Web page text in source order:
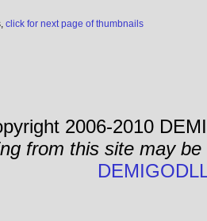
click for next page of thumbnails
2006-2010
from this site may